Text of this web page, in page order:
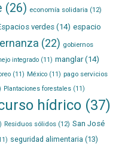
(26) economía solidaria (12)
verdes(14) espacio
(22) gobiernos
integrado(11) manglar(14)
(11) México(11) pago servicios
Plantaciones forestales(11)
hídrico(37)
Residuos sólidos(12) San José
seguridad alimentaria (13)